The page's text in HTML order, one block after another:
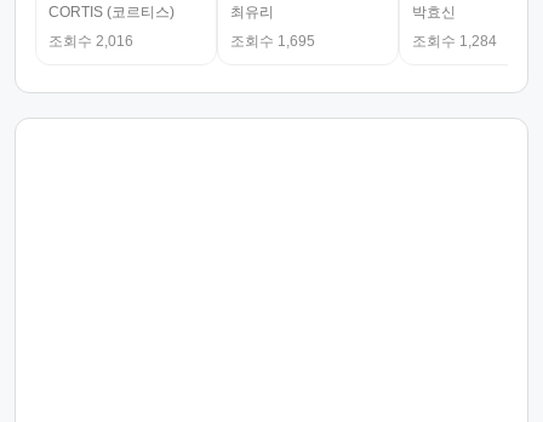
CORTIS (코르티스)
조회수 2,016
최유리
조회수 1,695
박효신
조회수 1,284